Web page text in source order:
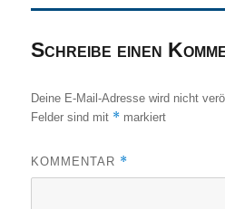
Schreibe einen
Deine E-Mail-Adresse wird nicht
Felder sind mit * markiert
KOMMENTAR *